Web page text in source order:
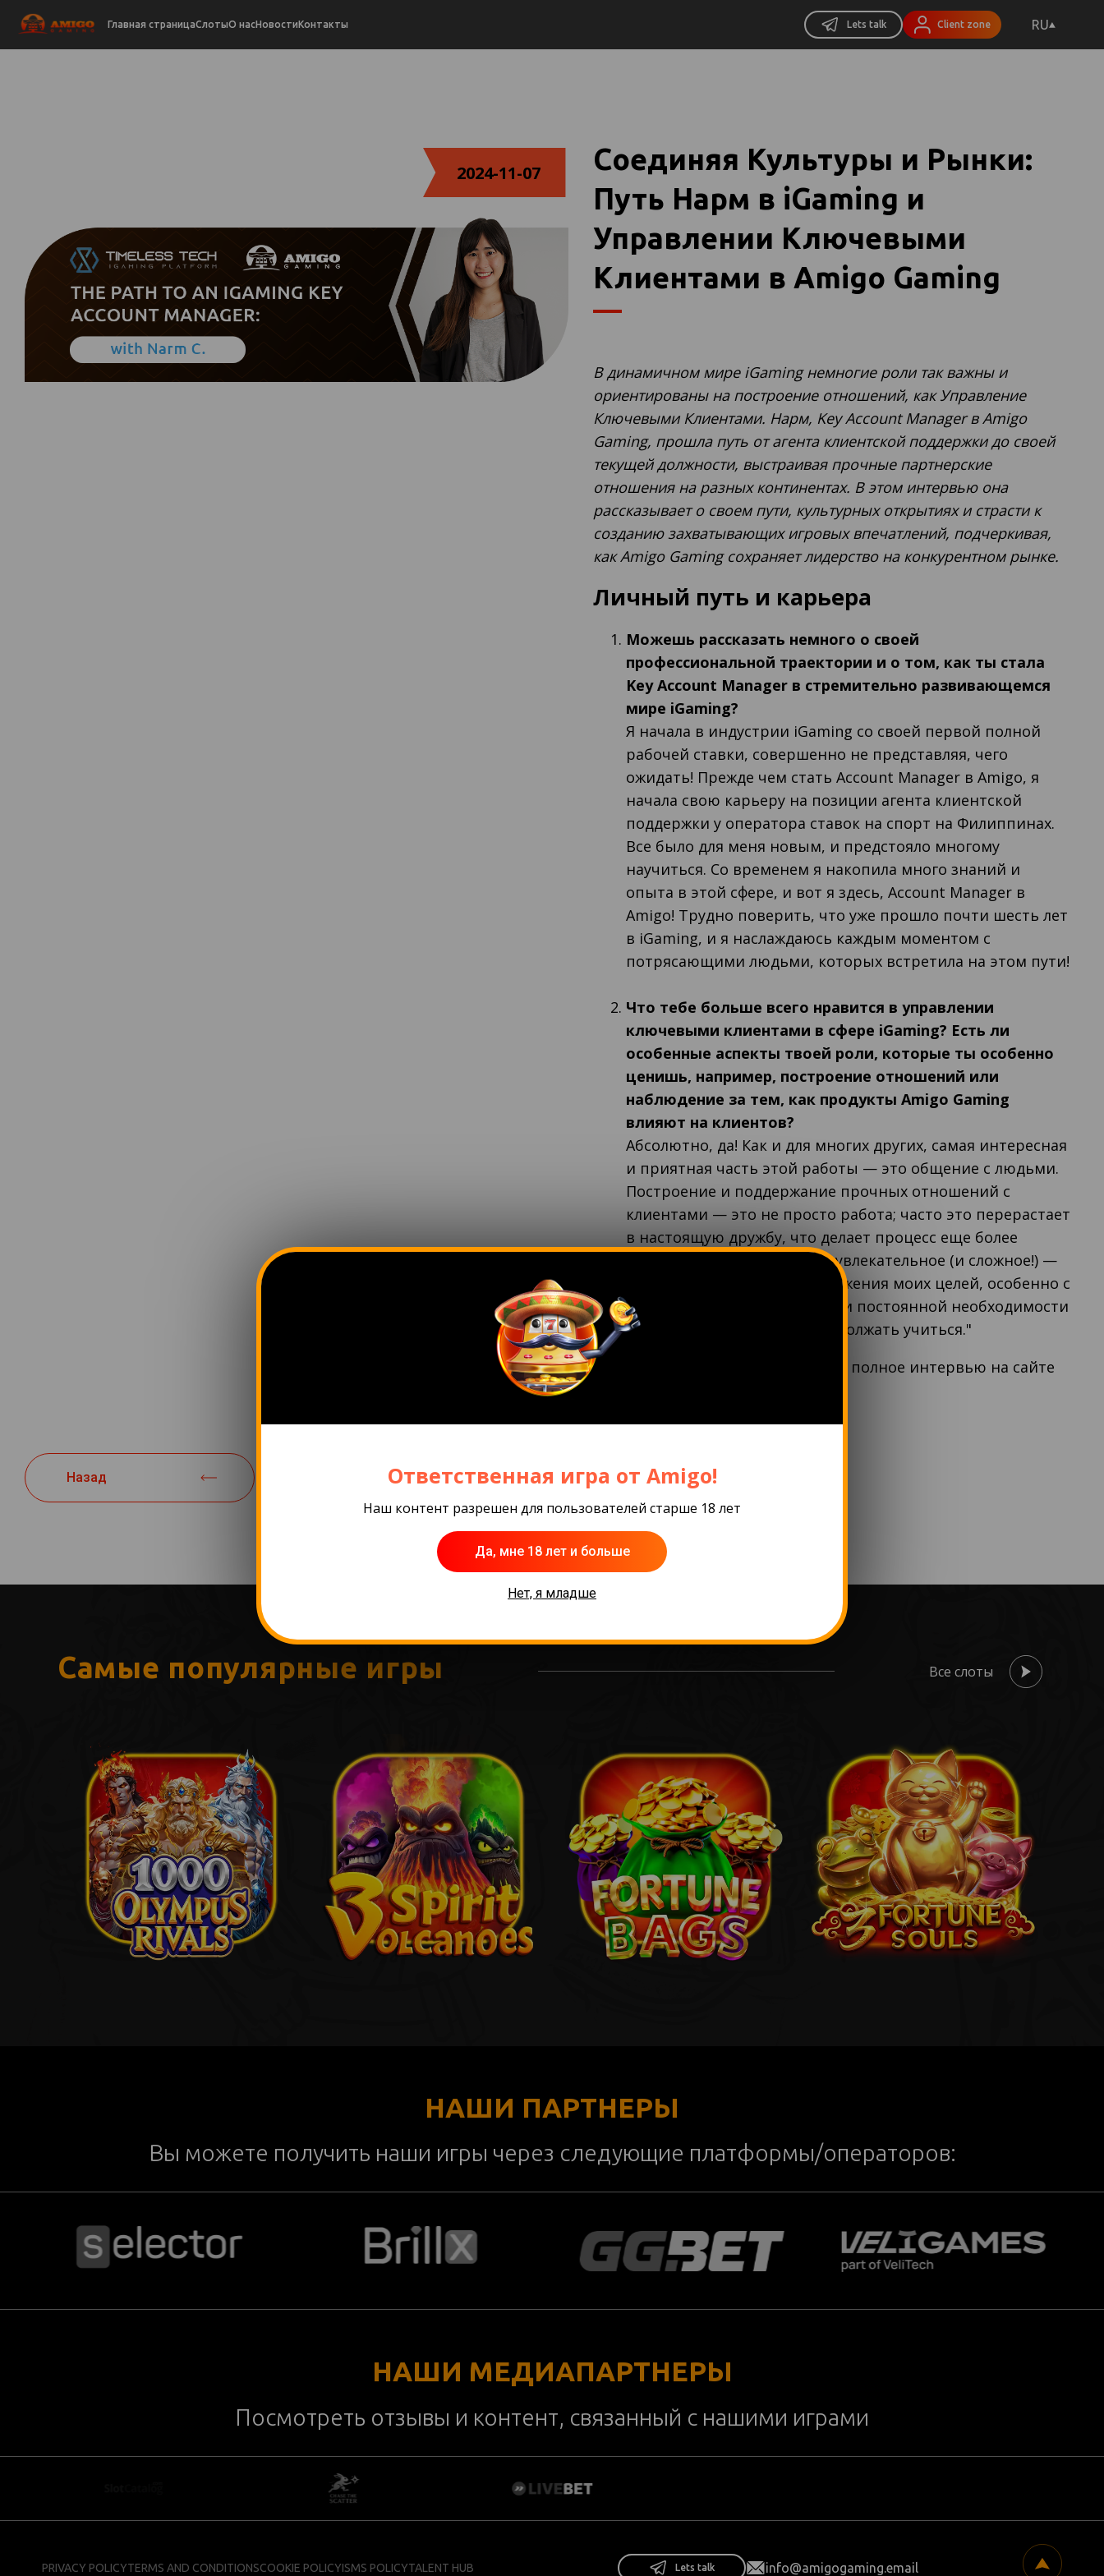
Главная страницаСлотыО насНовостиКонтакты Lets talk Client zone RU
2024-11-07
Соединяя Культуры и Рынки:
Путь Нарм в iGaming и
Управлении Ключевыми
Клиентами в Amigo Gaming
В динамичном мире iGaming немногие роли так важны и
ориентированы на построение отношений, как Управление
Ключевыми Клиентами. Нарм, Key Account Manager в Amigo
Gaming, прошла путь от агента клиентской поддержки до своей
текущей должности, выстраивая прочные партнерские
отношения на разных континентах. В этом интервью она
рассказывает о своем пути, культурных открытиях и страсти к
созданию захватывающих игровых впечатлений, подчеркивая,
как Amigo Gaming сохраняет лидерство на конкурентном рынке.
Личный путь и карьера
Можешь рассказать немного о своей
профессиональной траектории и о том, как ты стала
Key Account Manager в стремительно развивающемся
мире iGaming?
Я начала в индустрии iGaming со своей первой полной
рабочей ставки, совершенно не представляя, чего
ожидать! Прежде чем стать Account Manager в Amigo, я
начала свою карьеру на позиции агента клиентской
поддержки у оператора ставок на спорт на Филиппинах.
Все было для меня новым, и предстояло многому
научиться. Со временем я накопила много знаний и
опыта в этой сфере, и вот я здесь, Account Manager в
Amigo! Трудно поверить, что уже прошло почти шесть лет
в iGaming, и я наслаждаюсь каждым моментом с
потрясающими людьми, которых встретила на этом пути!
Что тебе больше всего нравится в управлении
ключевыми клиентами в сфере iGaming? Есть ли
особенные аспекты твоей роли, которые ты особенно
ценишь, например, построение отношений или
наблюдение за тем, как продукты Amigo Gaming
влияют на клиентов?
Абсолютно, да! Как и для многих других, самая интересная
и приятная часть этой работы — это общение с людьми.
Построение и поддержание прочных отношений с
клиентами — это не просто работа; часто это перерастает
в настоящую дружбу, что делает процесс еще более
значимым. Для меня самое увлекательное (и сложное!) —
это находить способы достижения моих целей, особенно с
учетом быстрых изменений и постоянной необходимости
быть в курсе трендов и продолжать учиться."
Нажмите
, чтобы прочитать полное интервью на сайте
Назад
Самые популярные игры Все слоты
НАШИ ПАРТНЕРЫ
Вы можете получить наши игры через следующие платформы/операторов:
НАШИ МЕДИАПАРТНЕРЫ
Посмотреть отзывы и контент, связанный с нашими играми
PRIVACY POLICYTERMS AND CONDITIONSCOOKIE POLICYISMS POLICYTALENT HUB Lets talk info@amigogaming.email
Ответственная игра от Amigo!
Наш контент разрешен для пользователей старше 18 лет
Да, мне 18 лет и больше
Нет, я младше